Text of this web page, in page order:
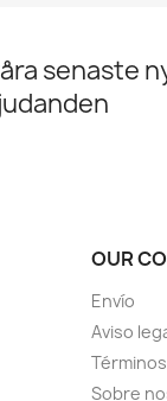
senaste
OUR
Envío
Aviso
Sobre